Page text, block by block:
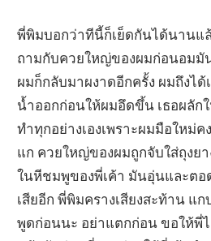
พี่พิมบอกว่าทีนี้ก็เย็ดกันได้นานแ
ถามกับควยใหญ่ของผมก่อนอมมั
ผมก็กลับมาผงาดอีกครั้ง ผมถึงได้
น้ำออกก่อนให้ผมอึดขึ้น เธอผลัก
ทำทุกอย่างเองเพราะผมมือใหม่ค
แก ควยใหญ่ของผมถูกจับใส่ถุงย
ในหีชมพูของพี่เค้า มันอุ่นและต
เสียอีก พี่พิมครางเสียงสะท้าน แ
พูดก่อนนะ อย่าแตกก่อน ขอให้พี่